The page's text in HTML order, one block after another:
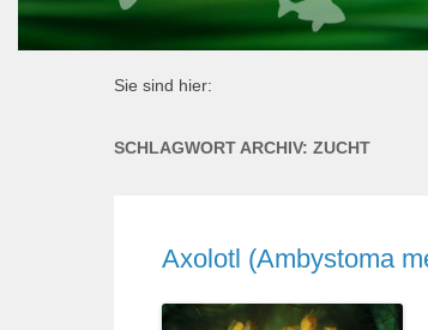
Sie sind hier:
SCHLAGWORT ARCHIV: ZUCHT
Axolotl (Ambystoma